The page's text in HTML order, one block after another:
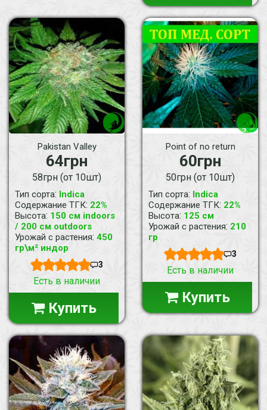
Pakistan Valley
64грн
58грн (от 10шт)
Тип сорта: Indica
Содержание ТГК: 22%
Высота: 150 см indoors
/ 200 см outdoors
Урожай с растения: 450
гр\м² индор
3
Есть в наличии
Купить
Point of no return
60грн
50грн (от 10шт)
Тип сорта: Indica
Содержание ТГК: 22%
Высота: 125 см
Урожай с растения: 210
гр
3
Есть в наличии
Купить